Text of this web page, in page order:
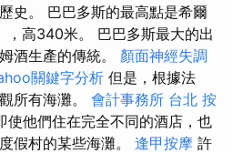
史。 巴巴多斯的最高點是希爾
高340米。 巴巴多斯最大的出
酒生產的傳統。 顏面神經失調
關鍵字分析 但是，根據法
所有海灘。 會計事務所 台北 按
使他們住在完全不同的酒店，也
假村的某些海灘。 逢甲按摩 許